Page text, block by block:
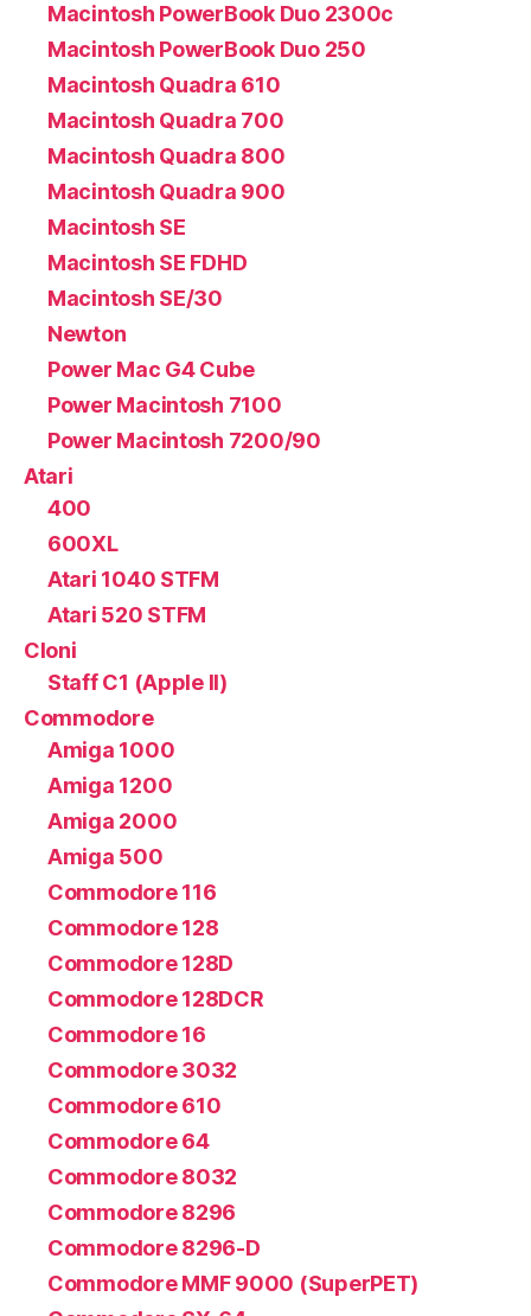
Macintosh PowerBook Duo 2300c
Macintosh PowerBook Duo 250
Macintosh Quadra 610
Macintosh Quadra 700
Macintosh Quadra 800
Macintosh Quadra 900
Macintosh SE
Macintosh SE FDHD
Macintosh SE/30
Newton
Power Mac G4 Cube
Power Macintosh 7100
Power Macintosh 7200/90
Atari
400
600XL
Atari 1040 STFM
Atari 520 STFM
Cloni
Staff C1 (Apple II)
Commodore
Amiga 1000
Amiga 1200
Amiga 2000
Amiga 500
Commodore 116
Commodore 128
Commodore 128D
Commodore 128DCR
Commodore 16
Commodore 3032
Commodore 610
Commodore 64
Commodore 8032
Commodore 8296
Commodore 8296-D
Commodore MMF 9000 (SuperPET)